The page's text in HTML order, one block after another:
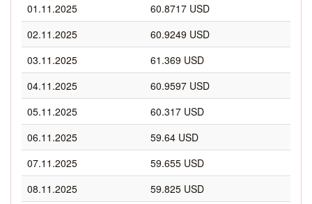
01.11.2025
60.8717 USD
02.11.2025
60.9249 USD
03.11.2025
61.369 USD
04.11.2025
60.9597 USD
05.11.2025
60.317 USD
06.11.2025
59.64 USD
07.11.2025
59.655 USD
08.11.2025
59.825 USD